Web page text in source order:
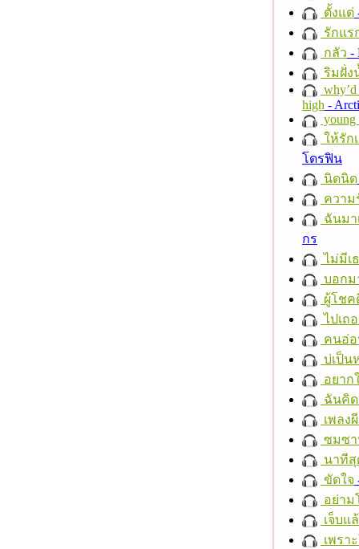
ตั้งแต่
รักแร
กลัว -
ริมฝั่ง
high -
young
ให้รัก
โดรฟิน
นิดนิด
ความ
ฉันมา
กร
ไม่มีเ
บอกม
ผู้โชค
ไปเถ
คนอ่
บ่เป็น
อยาก
ฉันคิด
เพลง
ซมซ
นาทีสุ
ขัดใจ
อย่าม
เจ็บแ
เพรา